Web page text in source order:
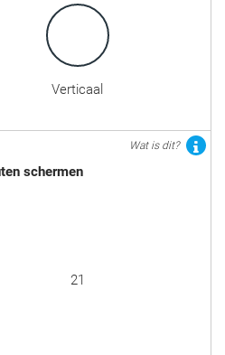
Verticaal
Wat is dit?
schermen
21